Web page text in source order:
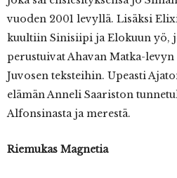
vuoden 2001 levyllä. Lisäksi
kuultiin Sinisiipi ja Elokuun yö,
perustuivat Ahavan Matka-
Juvosen teksteihin. Upeasti
elämän Anneli Saariston
Alfonsinasta ja merestä.
Riemukas Magnetia